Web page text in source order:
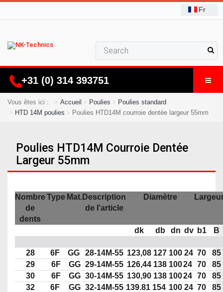
Fr
+31 (0) 314 393751
Vous êtes ici : Accueil Poulies
Poulies standard
HTD 14M poulies
Poulies HTD14M courroie dentée largeur 55mm
Poulies HTD14M Courroie Dentée
Largeur 55mm
Nombre
de
dents
Type Mat.Description
de l'article
Diamètre
dk db dn dv b1 B
28 6F GG 28-14M-55 123,08 127 100 24 70
85
29
6F GG 29-14M-55 126,44 138 10024 70
85
30
6F GG 30-14M-55 130,90 138 10024 70
85
32
6F GG 32-14M-55 139.81 154 100 24 70
85